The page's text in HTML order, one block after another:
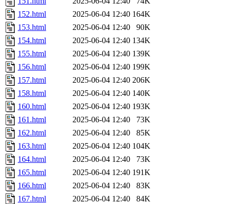
152.html
2025-06-04 12:40 164K
153.html
2025-06-04 12:40
90K
154.html
2025-06-04 12:40 134K
155.html
2025-06-04 12:40 139K
156.html
2025-06-04 12:40 199K
157.html
2025-06-04 12:40 206K
158.html
2025-06-04 12:40 140K
160.html
2025-06-04 12:40 193K
161.html
2025-06-04 12:40
73K
162.html
2025-06-04 12:40
85K
163.html
2025-06-04 12:40 104K
164.html
2025-06-04 12:40
73K
165.html
2025-06-04 12:40 191K
166.html
2025-06-04 12:40
83K
167.html
2025-06-04 12:40
84K